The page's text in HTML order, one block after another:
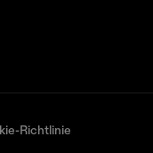
Richtlinie